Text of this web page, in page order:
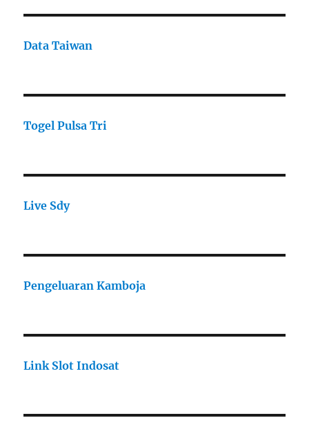
Data Taiwan
Togel Pulsa Tri
Live Sdy
Pengeluaran Kamboja
Link Slot Indosat